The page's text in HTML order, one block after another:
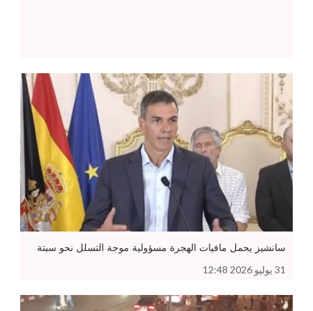
سانشيز يحمل مافيات الهجرة مسؤولية موجة التسلل نحو سبتة
31 يوليو 2026 12:48